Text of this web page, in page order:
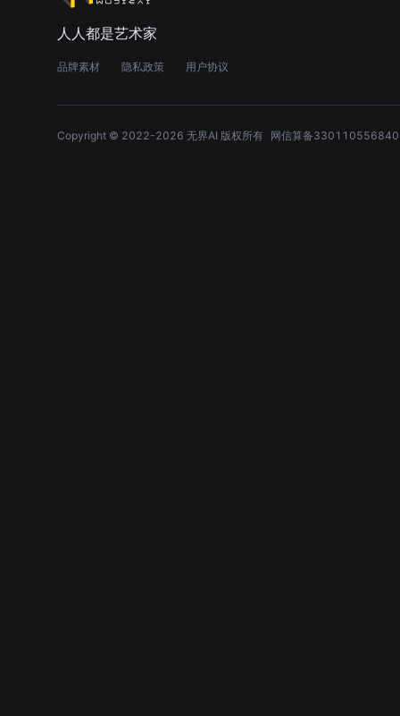
人人都是艺术家
品牌素材 隐私政策 用户协议
Copyright © 2022-2026 无界AI 版权所有 网信算备